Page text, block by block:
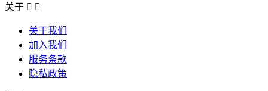
关于  
关于我们
加入我们
服务条款
隐私政策